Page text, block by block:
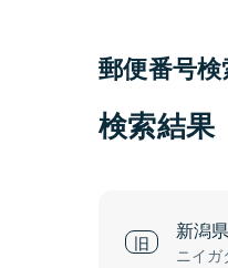
郵便番号検
検索結果
新潟県
ニイガ